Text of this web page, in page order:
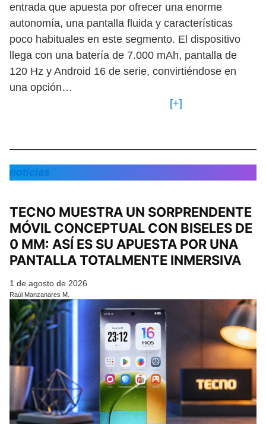
entrada que apuesta por ofrecer una enorme
autonomía, una pantalla fluida y características
poco habituales en este segmento. El dispositivo
llega con una batería de 7.000 mAh, pantalla de
120 Hz y Android 16 de serie, convirtiéndose en
una opción…
[+]
noticias
TECNO MUESTRA UN SORPRENDENTE
MÓVIL CONCEPTUAL CON BISELES DE
0 MM: ASÍ ES SU APUESTA POR UNA
PANTALLA TOTALMENTE INMERSIVA
1 de agosto de 2026
Raúl Manzanares M.